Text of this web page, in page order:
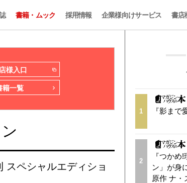
書籍・ムック 採用情報 企業様向けサービス 書店
様入口
籍一覧
スペシャルエディショ
1 『影ま
2
『つか
ン」が身
原作 ナ・